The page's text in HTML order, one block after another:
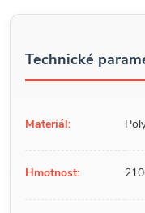
Technické
Materiál:
Hmotnost: